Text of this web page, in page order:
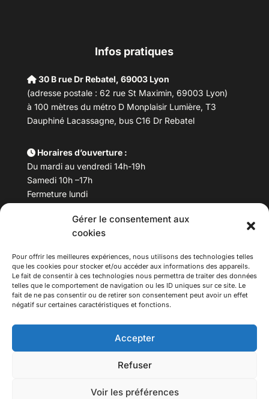
Gérer le consentement aux
cookies
Pour offrir les meilleures expériences, nous utilisons des technologies telles
que les cookies pour stocker et/ou accéder aux informations des appareils.
Le fait de consentir à ces technologies nous permettra de traiter des données
telles que le comportement de navigation ou les ID uniques sur ce site. Le
fait de ne pas consentir ou de retirer son consentement peut avoir un effet
négatif sur certaines caractéristiques et fonctions.
Accepter
Refuser
Voir les préférences
Infos pratiques
30 B rue Dr Rebatel, 69003 Lyon
(adresse postale : 62 rue St Maximin, 69003 Lyon)
à 100 mètres du métro D Monplaisir Lumière, T3
Dauphiné Lacassagne, bus C16 Dr Rebatel
Horaires d’ouverture :
Du mardi au vendredi 14h-19h
Samedi 10h –17h
Fermeture lundi
Téléphone : 04 78 53 06 40
maisondesculturesasiatiques@asiexpo.com